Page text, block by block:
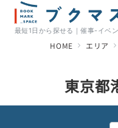
最短1日から探せる｜催事-イベ
HOME エリア
東京都